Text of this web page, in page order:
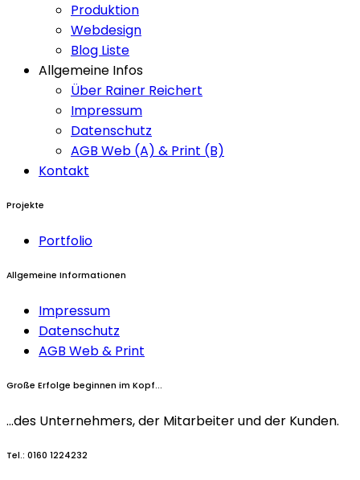
Produktion
Webdesign
Blog Liste
Allgemeine Infos
Über Rainer Reichert
Impressum
Datenschutz
AGB Web (A) & Print (B)
Kontakt
Projekte
Portfolio
Allgemeine Informationen
Impressum
Datenschutz
AGB Web & Print
Große Erfolge beginnen im Kopf...
...des Unternehmers, der Mitarbeiter undder Kunden.
Tel.: 0160 1224232